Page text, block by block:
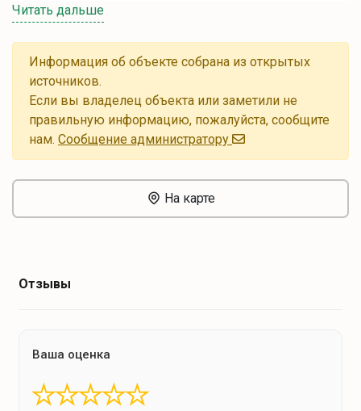
кухни. В будние дни действует обеденное меню по
демократичным ценам. Здесь работает бесплатный
Wi-fi. Возле ресторана имеется парковка.
Читать дальше
Информация об объекте собрана из открытых
источников.
Если вы владелец объекта или заметили не
правильную информацию, пожалуйста, сообщите
нам. Cообщение администратору
На карте
Отзывы
Ваша оценка
★
★
★
★
★